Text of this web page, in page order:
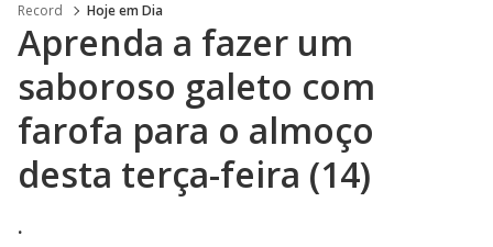
Record Hoje em Dia
Aprenda a fazer um
saboroso galeto com
farofa para o almoço
desta terça-feira (14)
.